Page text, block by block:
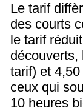
Le tarif
des courts
le tarif
découverts,
tarif) et
ceux qui
10 heures